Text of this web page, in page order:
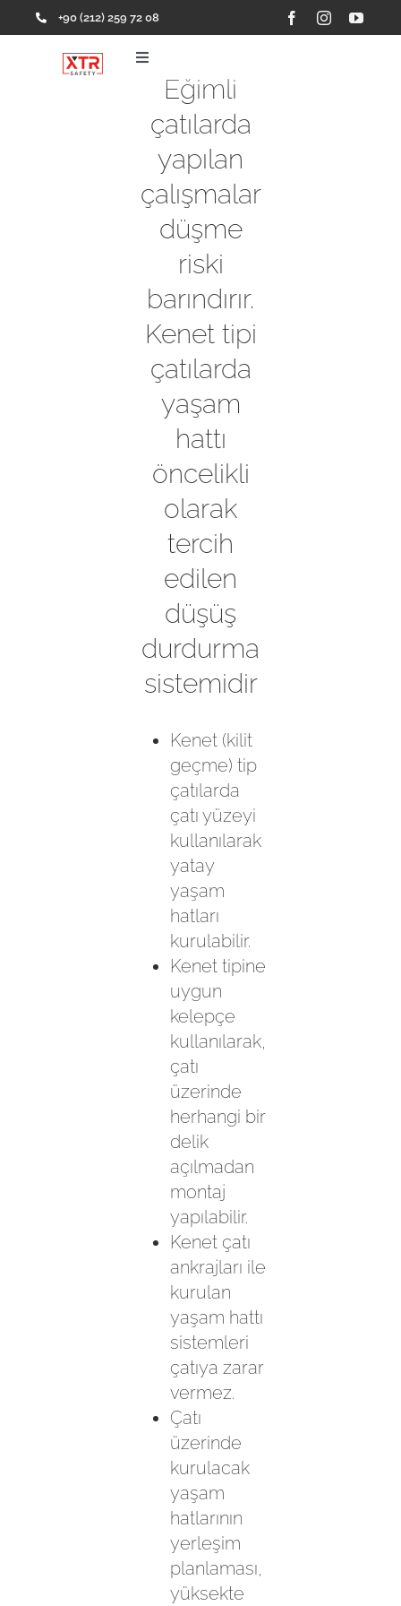
to
+90 (212) 259 72 08
Toggle
Navigation
Ana Sayfa
Ürünler
Hakkımızda
İletişim
Eğimli
çatılarda
yapılan
çalışmalar
düşme
riski
barındırır.
Kenet tipi
çatılarda
yaşam
hattı
öncelikli
olarak
tercih
edilen
düşüş
durdurma
sistemidir
Kenet (kilit
geçme) tip
çatılarda
çatı yüzeyi
kullanılarak
yatay
yaşam
hatları
kurulabilir.
Kenet tipine
uygun
kelepçe
kullanılarak,
çatı
üzerinde
herhangi bir
delik
açılmadan
montaj
yapılabilir.
Kenet çatı
ankrajları ile
kurulan
yaşam hattı
sistemleri
çatıya zarar
vermez.
Çatı
üzerinde
kurulacak
yaşam
hatlarının
yerleşim
planlaması,
yüksekte